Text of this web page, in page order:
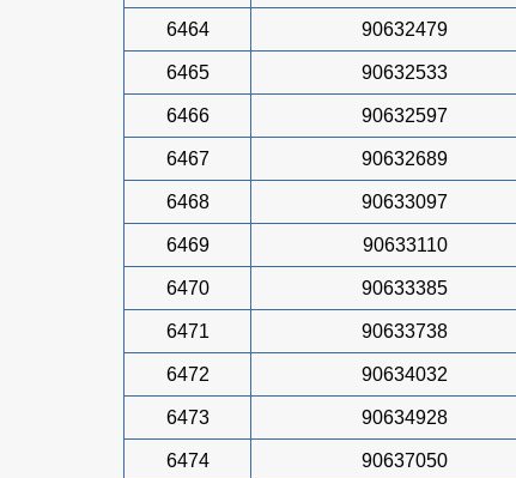
6464 90632479
6465 90632533
6466 90632597
6467 90632689
6468 90633097
6469 90633110
6470 90633385
6471 90633738
6472 90634032
6473 90634928
6474 90637050